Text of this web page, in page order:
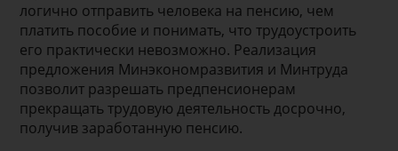
логично отправить человека на пенсию, чем
платить пособие и понимать, что трудоустроить
его практически невозможно. Реализация
предложения Минэкономразвития и Минтруда
позволит разрешать предпенсионерам
прекращать трудовую деятельность досрочно,
получив заработанную пенсию.